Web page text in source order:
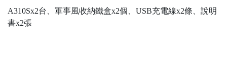
A310Sx2台、軍事風收納鐵盒x2個、USB充電線x2條、說明
書x2張